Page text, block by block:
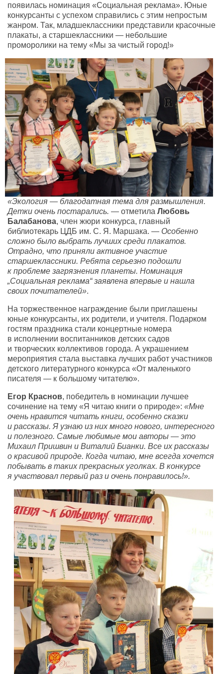
появилась номинация «Социальная реклама». Юные
конкурсанты с успехом справились с этим непростым
жанром. Так, младшеклассники представили красочные
плакаты, а старшеклассники — небольшие
проморолики на тему «Мы за чистый город!»
«Экология — благодатная тема для размышления.
Детки очень постарались. — отметила Любовь
Балабанова, член жюри конкурса, главный
библиотекарь ЦДБ им. С. Я. Маршака. — Особенно
сложно было выбрать лучших среди плакатов.
Отрадно, что приняли активное участие
старшеклассники. Ребята серьезно подошли
к проблеме загрязнения планеты. Номинация
„Социальная реклама“ заявлена впервые и нашла
своих почитателей».
На торжественное награждение были приглашены
юные конкурсанты, их родители, и учителя. Подарком
гостям праздника стали концертные номера
в исполнении воспитанников детских садов
и творческих коллективов города. А украшением
мероприятия стала выставка лучших работ участников
детского литературного конкурса «От маленького
писателя — к большому читателю».
Егор Краснов, победитель в номинации лучшее
сочинение на тему «Я читаю книги о природе»: «Мне
очень нравится читать книги, особенно сказки
и рассказы. Я узнаю из них много нового, интересного
и полезного. Самые любимые мои авторы — это
Михаил Пришвин и Виталий Бианки. Все их рассказы
о красивой природе. Когда читаю, мне всегда хочется
побывать в таких прекрасных уголках. В конкурсе
я участвовал первый раз и очень понравилось!».